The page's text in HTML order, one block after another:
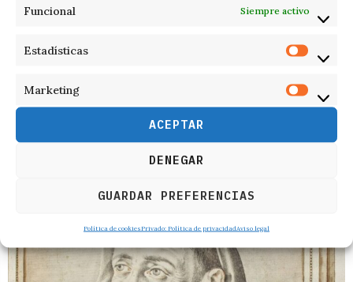
Funcional Siempre activo
Estadísticas
Marketing
ACEPTAR
DENEGAR
GUARDAR PREFERENCIAS
Política de cookiesPrivado: Política de privacidadAviso legal
8 de agosto de 2026